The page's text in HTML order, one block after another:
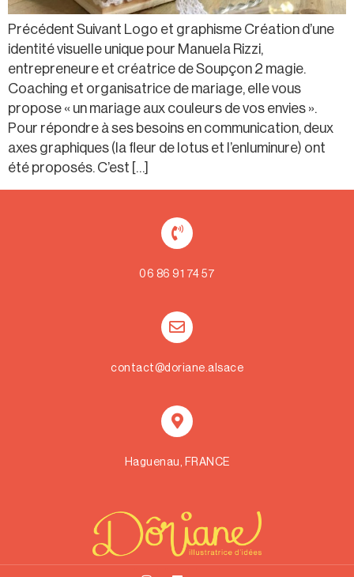
Précédent Suivant Logo et graphisme Création d’une
identité visuelle unique pour Manuela Rizzi,
entrepreneure et créatrice de Soupçon 2 magie.
Coaching et organisatrice de mariage, elle vous
propose « un mariage aux couleurs de vos envies ».
Pour répondre à ses besoins en communication, deux
axes graphiques (la fleur de lotus et l’enluminure) ont
été proposés. C’est […]
06 86 91 74 57
contact@doriane.alsace
Haguenau, FRANCE